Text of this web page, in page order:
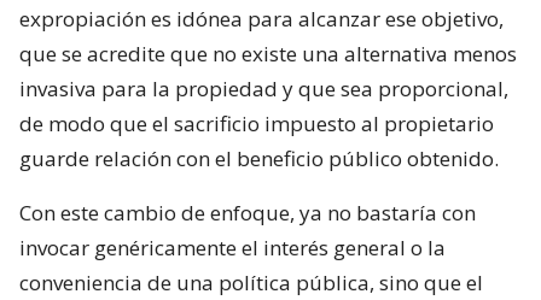
expropiación es idónea para alcanzar ese objetivo,
que se acredite que no existe una alternativa menos
invasiva para la propiedad y que sea proporcional,
de modo que el sacrificio impuesto al propietario
guarde relación con el beneficio público obtenido.
Con este cambio de enfoque, ya no bastaría con
invocar genéricamente el interés general o la
conveniencia de una política pública, sino que el